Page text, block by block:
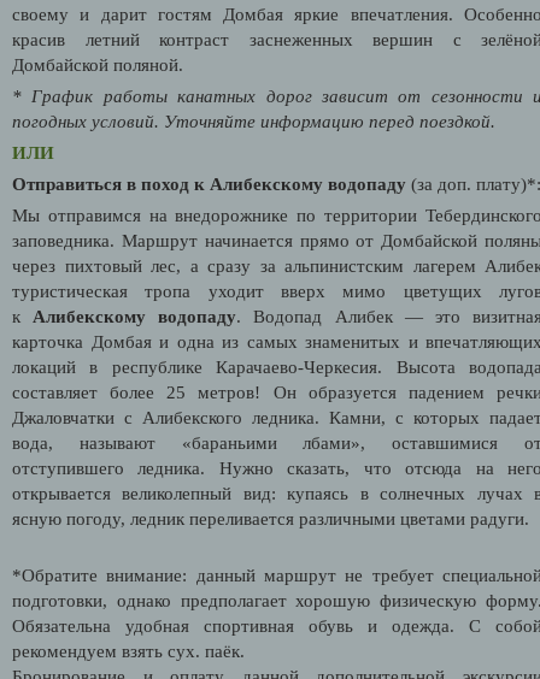
своему и дарит гостям Домбая яркие впечатления.
красив летний контраст заснеженных вершин с
Домбайской поляной.
* График работы канатных дорог зависит от сезонности
погодных условий. Уточняйте информацию перед поездкой.
ИЛИ
Отправиться в поход к Алибекскому водопаду (за доп. плату)*:
Мы отправимся на внедорожнике по территории
заповедника. Маршрут начинается прямо от Домбайской
через пихтовый лес, а сразу за альпинистским лагерем
туристическая тропа уходит вверх мимо цветущих
к Алибекскому водопаду. Водопад Алибек — это
карточка Домбая и одна из самых знаменитых и
локаций в республике Карачаево-Черкесия. Высота
составляет более 25 метров! Он образуется падением
Джаловчатки с Алибекского ледника. Камни, с которых
вода, называют «бараньими лбами», оставшимися
отступившего ледника. Нужно сказать, что отсюда на
открывается великолепный вид: купаясь в солнечных лучах
ясную погоду, ледник переливается различными цветами радуги.
*Обратите внимание: данный маршрут не требует
подготовки, однако предполагает хорошую физическую
Обязательна удобная спортивная обувь и одежда. С
рекомендуем взять сух. паёк.